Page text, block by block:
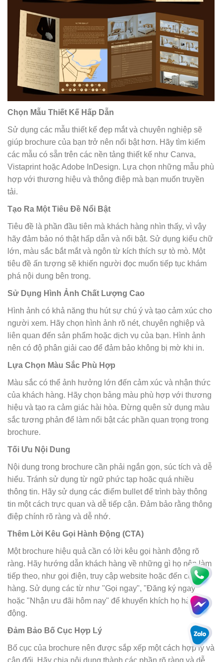
Chọn Mẫu Thiết Kế Hấp Dẫn
Sử dụng các mẫu thiết kế đẹp mắt và chuyên nghiệp sẽ
giúp brochure của bạn trở nên nổi bật hơn. Hãy tìm kiếm
các mẫu có sẵn trên các nền tảng thiết kế như Canva,
Vistaprint hoặc Adobe InDesign. Lựa chọn những mẫu phù
hợp với thương hiệu và thông điệp mà bạn muốn truyền
tải.
Tạo Ra Một Tiêu Đề Nổi Bật
Tiêu đề là phần đầu tiên mà khách hàng nhìn thấy, vì vậy
hãy đảm bảo nó thật hấp dẫn và nổi bật. Sử dụng kiểu chữ
lớn, màu sắc bắt mắt và ngôn từ kích thích sự tò mò. Một
tiêu đề ấn tượng sẽ khiến người đọc muốn tiếp tục khám
phá nội dung bên trong.
Sử Dụng Hình Ảnh Chất Lượng Cao
Hình ảnh có khả năng thu hút sự chú ý và tạo cảm xúc cho
người xem. Hãy chọn hình ảnh rõ nét, chuyên nghiệp và
liên quan đến sản phẩm hoặc dịch vụ của bạn. Hình ảnh
nên có độ phân giải cao để đảm bảo không bị mờ khi in.
Lựa Chọn Màu Sắc Phù Hợp
Màu sắc có thể ảnh hưởng lớn đến cảm xúc và nhận thức
của khách hàng. Hãy chọn bảng màu phù hợp với thương
hiệu và tạo ra cảm giác hài hòa. Đừng quên sử dụng màu
sắc tương phản để làm nổi bật các phần quan trọng trong
brochure.
Tối Ưu Nội Dung
Nội dung trong brochure cần phải ngắn gọn, súc tích và dễ
hiểu. Tránh sử dụng từ ngữ phức tạp hoặc quá nhiều
thông tin. Hãy sử dụng các điểm bullet để trình bày thông
tin một cách trực quan và dễ tiếp cận. Đảm bảo rằng thông
điệp chính rõ ràng và dễ nhớ.
Thêm Lời Kêu Gọi Hành Động (CTA)
Một brochure hiệu quả cần có lời kêu gọi hành động rõ
ràng. Hãy hướng dẫn khách hàng về những gì họ nên làm
tiếp theo, như gọi điện, truy cập website hoặc đến cửa
hàng. Sử dụng các từ như "Gọi ngay", "Đăng ký ngay"
hoặc "Nhận ưu đãi hôm nay" để khuyến khích họ hành
động.
Đảm Bảo Bố Cục Hợp Lý
Bố cục của brochure nên được sắp xếp một cách hợp lý và
cân đối. Hãy chia nội dung thành các phần rõ ràng và dễ